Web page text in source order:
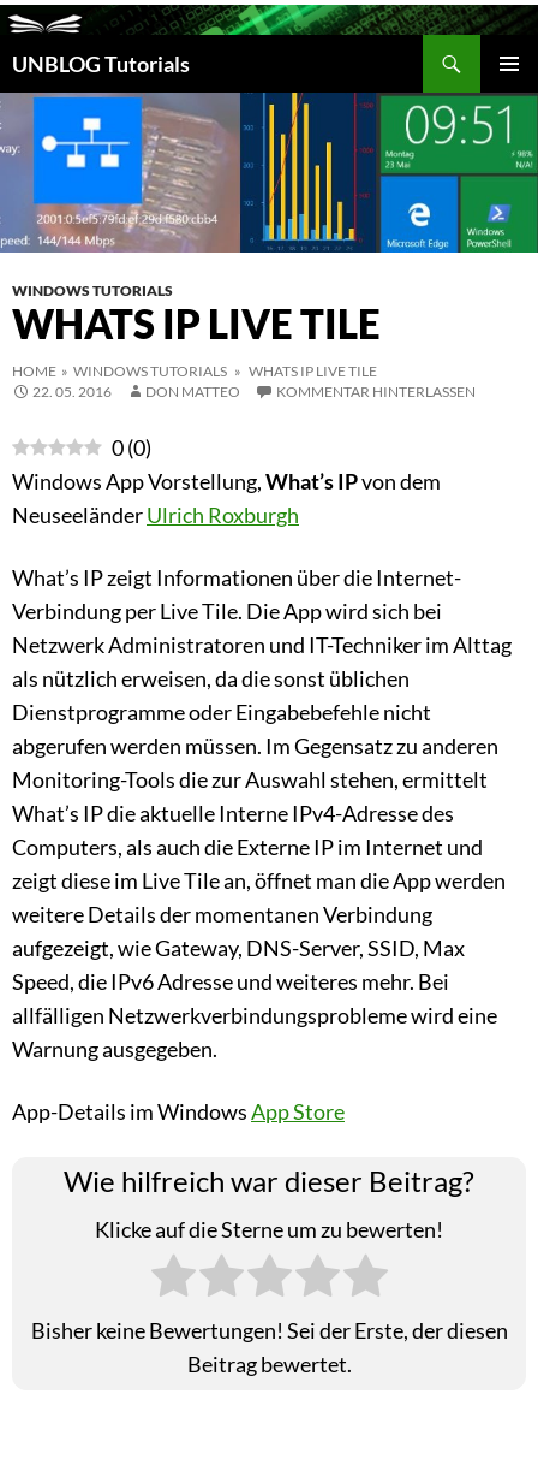
UNBLOG Tutorials
Suchen
SPRINGEN
WINDOWS TUTORIALS
WHATS IP LIVE TILE
HOME » WINDOWS TUTORIALS » WHATS IP LIVE TILE
22. 05. 2016
DON MATTEO KOMMENTAR HINTERLASSEN
0(0)
Windows App Vorstellung,What’s IPvon dem
NeuseeländerUlrich Roxburgh
What’s IP zeigt Informationen über die Internet-
Verbindung per Live Tile. Die App wird sich bei
Netzwerk Administratoren und IT-Techniker im Alttag
als nützlich erweisen, da die sonst üblichen
Dienstprogramme oder Eingabebefehle nicht
abgerufen werden müssen. Im Gegensatz zu anderen
Monitoring-Tools die zur Auswahl stehen, ermittelt
What’s IP die aktuelle Interne IPv4-Adresse des
Computers, als auch die Externe IP im Internet und
zeigt diese im Live Tile an, öffnet man die App werden
weitere Details der momentanen Verbindung
aufgezeigt, wie Gateway, DNS-Server, SSID, Max
Speed, die IPv6 Adresse und weiteres mehr. Bei
allfälligen Netzwerkverbindungsprobleme wird eine
Warnung ausgegeben.
App-Details im WindowsApp Store
Wie hilfreich war dieser Beitrag?
Klicke auf die Sterne um zu bewerten!
Bisher keine Bewertungen! Sei der Erste, der diesen
Beitrag bewertet.